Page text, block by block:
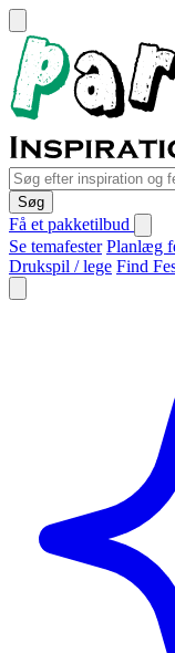
Søg
Få et pakketilbud
Se temafester Planlæg
Drukspil / lege Find